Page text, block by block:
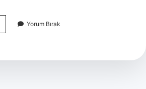
Yorum Bırak